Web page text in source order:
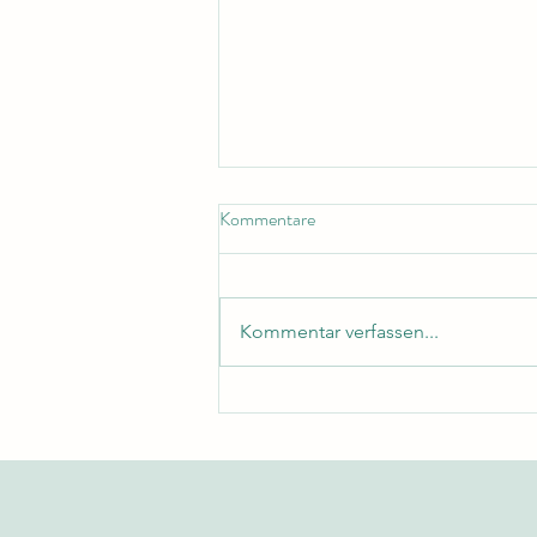
Exzellenz und Nachhaltigkeit:
Universität die globalen
Kommentare
Kommentar verfassen...